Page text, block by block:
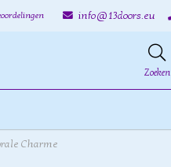
info@13doors.eu
Zoeken
Charme